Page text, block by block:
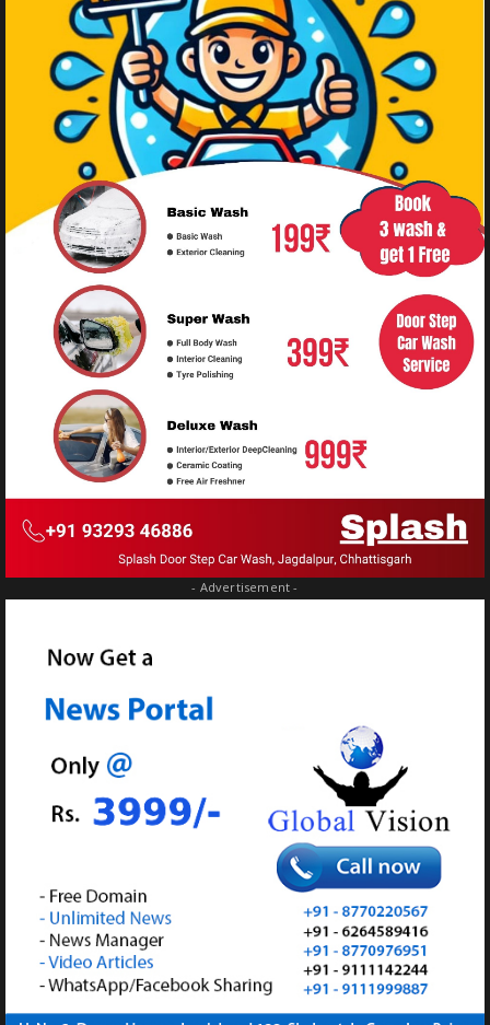
- Advertisement -